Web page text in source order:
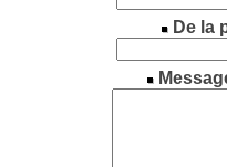
De la